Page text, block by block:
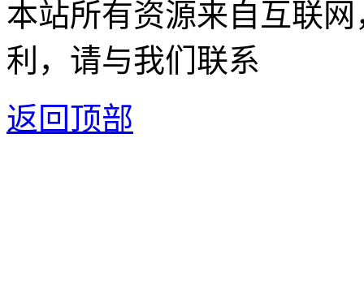
本站所有资源来自互联
利，请与我们联系
返回顶部